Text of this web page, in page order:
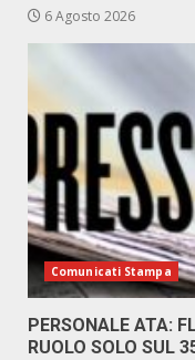
6 Agosto 2026
Comunicati Stampa
PERSONALE ATA:
RUOLO SOLO SUL